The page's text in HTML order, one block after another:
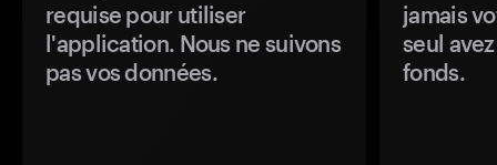
requise pour utiliser
l'application. Nous ne suivons
pas vos données.
jamais
seul
fonds.